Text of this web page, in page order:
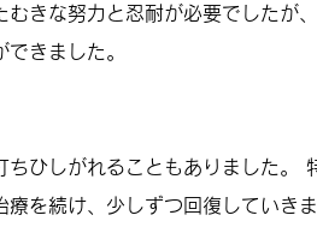
きな努力と忍耐が必要でしたが
きました。
ちひしがれることもありました
を続け、少しずつ回復していきま